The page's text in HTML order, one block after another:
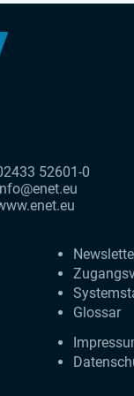
52601-0
Glossar